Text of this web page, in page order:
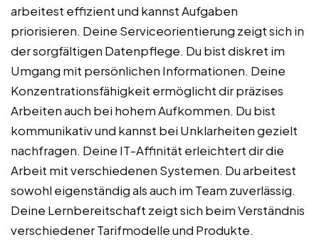
arbeitest effizient und kannst Aufgaben
priorisieren. Deine Serviceorientierung zeigt sich in
der sorgfältigen Datenpflege. Du bist diskret im
Umgang mit persönlichen Informationen. Deine
Konzentrationsfähigkeit ermöglicht dir präzises
Arbeiten auch bei hohem Aufkommen. Du bist
kommunikativ und kannst bei Unklarheiten gezielt
nachfragen. Deine IT-Affinität erleichtert dir die
Arbeit mit verschiedenen Systemen. Du arbeitest
sowohl eigenständig als auch im Team zuverlässig.
Deine Lernbereitschaft zeigt sich beim Verständnis
verschiedener Tarifmodelle und Produkte.